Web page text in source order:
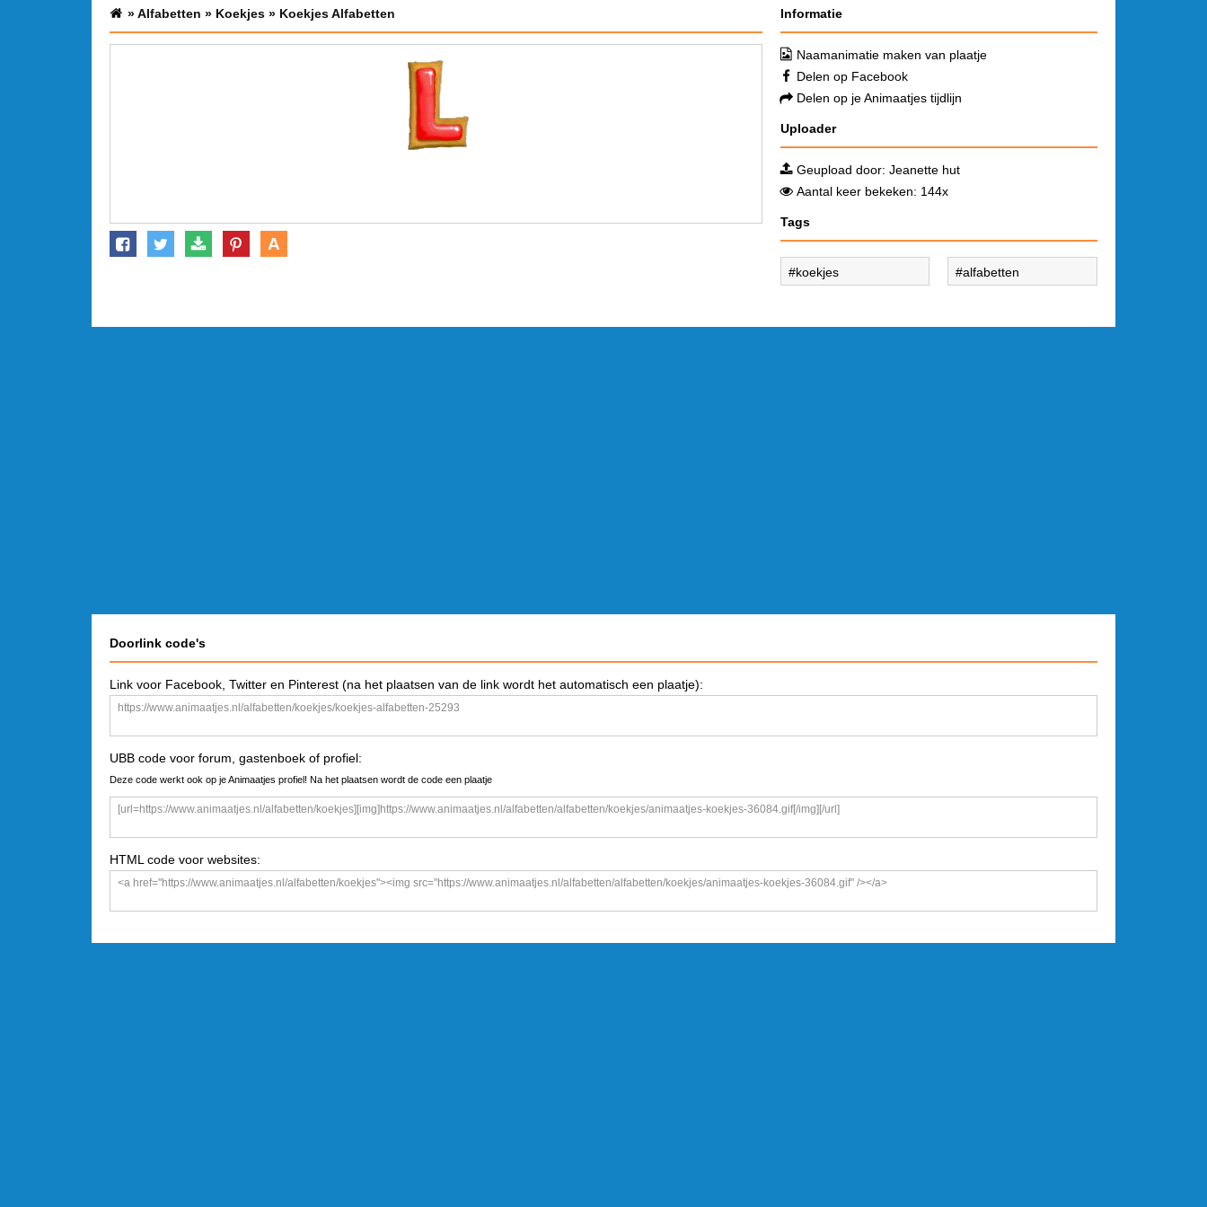
»Alfabetten » Koekjes » Koekjes Alfabetten
A
Informatie
Naamanimatie maken van plaatje
Delen op Facebook
Delen op je Animaatjes tijdlijn
Uploader
Geupload door: Jeanette hut
Aantal keer bekeken: 144x
Tags
koekjes alfabetten
Doorlink code's
Link voor Facebook, Twitter en Pinterest (na het plaatsen van de link wordt het automatisch een plaatje):
UBB code voor forum, gastenboek of profiel:
Deze code werkt ook op je Animaatjes profiel! Na het plaatsen wordt de code een plaatje
HTML code voor websites: